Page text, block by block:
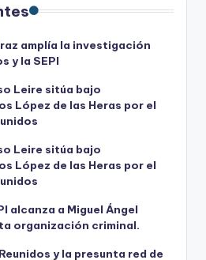
amplía la investigación
y la SEPI
Leire sitúa bajo
López de las Heras por el
Leire sitúa bajo
López de las Heras por el
alcanza a Miguel Ángel
organización criminal.
y la presunta red de